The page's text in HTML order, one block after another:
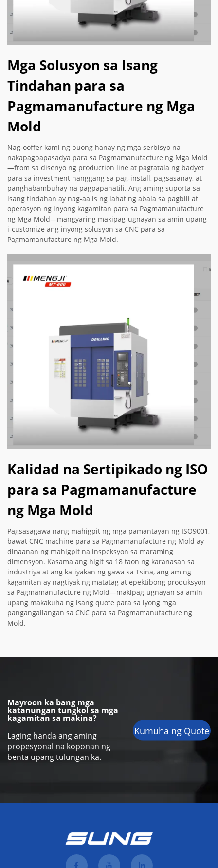
Mga Solusyon sa Isang
Tindahan para sa
Pagmamanufacture ng Mga
Mold
Nag-ooffer kami ng buong hanay ng mga serbisyo na
nakapagpapasadya para sa Pagmamanufacture ng Mga Mold
—from sa disenyo ng production line at pagtatala ng badyet
para sa investment hanggang sa pag-install, pagsasanay, at
panghabambuhay na pagpapanatili. Ang aming suporta sa
isang tindahan ay nag-aalis ng lahat ng abala sa pagbili at
operasyon ng inyong kagamitan para sa Pagmamanufacture
ng Mga Mold—mangyaring makipag-ugnayan sa amin upang
i-customize ang inyong solusyon sa CNC para sa
Pagmamanufacture ng Mga Mold.
Kalidad na Sertipikado ng ISO
para sa Pagmamanufacture
ng Mga Mold
Pagsasagawa nang mahigpit ng mga pamantayan ng ISO9001,
bawat CNC machine para sa Pagmamanufacture ng Mold ay
dinaanan ng mahigpit na inspeksyon sa maraming
dimensyon. Kasama ang higit sa 18 taon ng karanasan sa
industriya at ang katiyakan ng gawa sa Tsina, ang aming
kagamitan ay nagtiyak ng matatag at epektibong produksyon
sa Pagmamanufacture ng Mold—makipag-ugnayan sa amin
upang makakuha ng isang quote para sa iyong mga
pangangailangan sa CNC para sa Pagmamanufacture ng
Mold.
Mayroon ka bang mga
katanungan tungkol sa mga
kagamitan sa makina?
Laging handa ang aming
propesyonal na koponan ng
benta upang tulungan ka.
Kumuha ng Quote